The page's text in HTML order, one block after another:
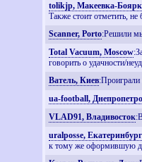
tolikjp, Макеевка-
Также стоит отметить,
Scanner, Porto:Решили
Total Vacuum, Moscow
говорить о удачности/
Ватель, Киев:Проиграли
ua-football,
VLAD91, Владивосток
uralposse, Екатеринбург
к тому же оформившую